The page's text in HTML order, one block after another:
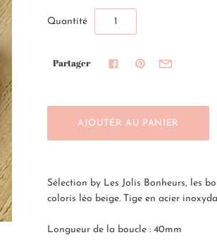
Quantité
Partager
Sélection by Les Jolis Bonheurs, les
coloris léo beige. Tige en acier
Longueur de la boucle : 40mm